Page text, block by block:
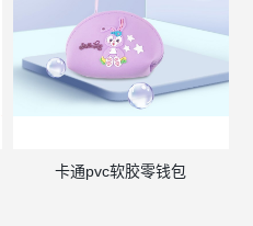
卡通pvc软胶零钱包